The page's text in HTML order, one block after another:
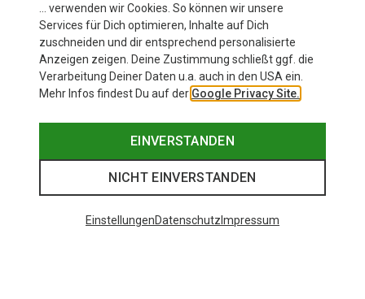
… verwenden wir Cookies. So können wir unsere
Services für Dich optimieren, Inhalte auf Dich
zuschneiden und dir entsprechend personalisierte
Anzeigen zeigen. Deine Zustimmung schließt ggf. die
Verarbeitung Deiner Daten u.a. auch in den USA ein.
Mehr Infos findest Du auf der Google Privacy Site.
EINVERSTANDEN
NICHT EINVERSTANDEN
EinstellungenDatenschutz Impressum